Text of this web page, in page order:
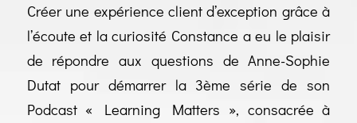
Créer une expérience client d’exception grâce à
l’écoute et la curiosité Constance a eu le plaisir
de répondre aux questions de Anne-Sophie
Dutat pour démarrer la 3ème série de son
Podcast « Learning Matters », consacrée à